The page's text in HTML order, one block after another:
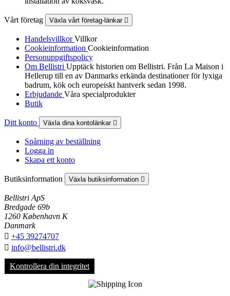
Vårt företag Växla vårt företag-länkar 
HandelsvillkorVillkor
Cookieinformation Cookieinformation
Personuppgiftspolicy
Om Bellistri Upptäck historien om Bellistri. Från La Maison i
Hellerup till en av Danmarks erkända destinationer för lyxiga
badrum, kök och europeiskt hantverk sedan 1998.
Erbjudande Våra specialprodukter
Butik
Ditt konto Växla dina kontolänkar 
Spårning av beställning
Logga in
Skapa ett konto
Butiksinformation Växla butiksinformation 
Bellistri ApS
Bredgade 69b
1260 København K
Danmark
 +45 39274707
 info@bellistri.dk
Kontrollera din integritet